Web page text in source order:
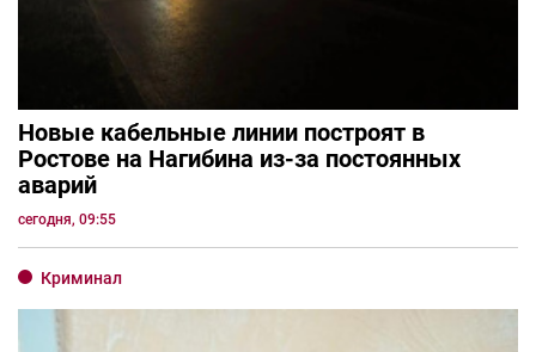
Новые кабельные линии построят в
Ростове на Нагибина из-за постоянных
аварий
сегодня, 09:55
Криминал